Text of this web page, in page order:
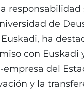
responsabilidad
de
ha
con Euskadi
del
y la